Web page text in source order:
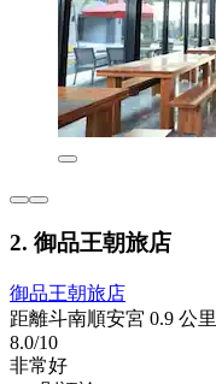
2. 御品王朝旅店
御品王朝旅店
距離斗南順安宮 0.9 公里
8.0/10
非常好